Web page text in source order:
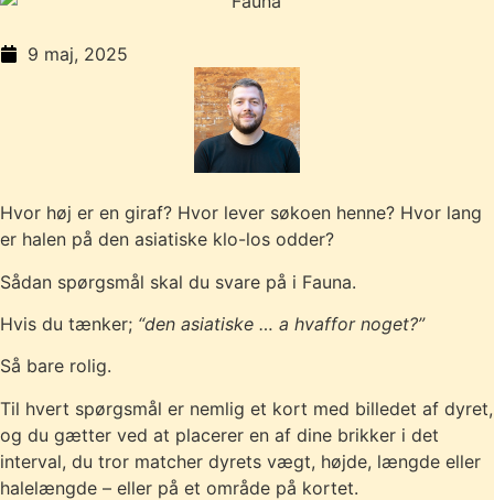
9 maj, 2025
Hvor høj er en giraf? Hvor lever søkoen henne? Hvor lang
er halen på den asiatiske klo-los odder?
Sådan spørgsmål skal du svare på i Fauna.
Hvis du tænker; “den asiatiske … a hvaffor noget?”
Så bare rolig.
Til hvert spørgsmål er nemlig et kort med billedet af dyret,
og du gætter ved at placerer en af dine brikker i det
interval, du tror matcher dyrets vægt, højde, længde eller
halelængde – eller på et område på kortet.